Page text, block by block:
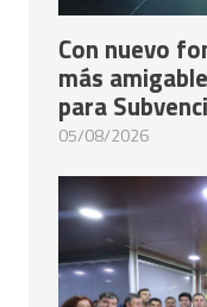
Con nuevo
más
para
05/08/2026